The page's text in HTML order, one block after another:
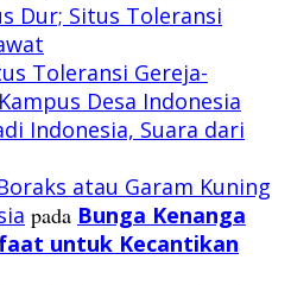
Dur; Situs Toleransi
Toleransi Gereja-
Desa Indonesia
Indonesia, Suara dari
atau Garam Kuning
pada Bunga Kenanga
untuk Kecantikan